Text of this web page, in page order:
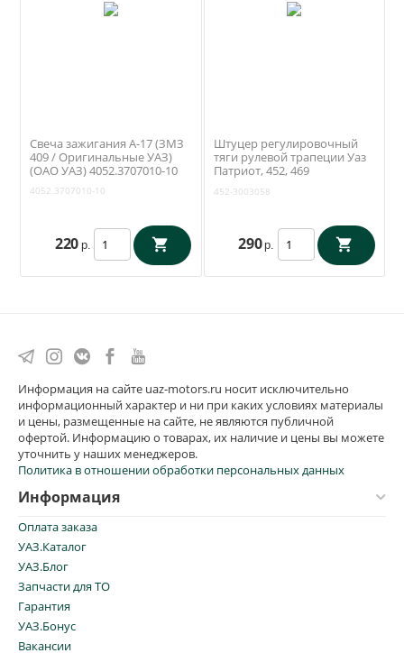
Свеча зажигания А-17 (ЗМЗ
409 / Оригинальные УАЗ)
(ОАО УАЗ) 4052.3707010-10
4052.3707010-10
220 р.
Штуцер регулировочный
тяги рулевой трапеции Уаз
Патриот, 452, 469
452-3003058
290 р.
Информация на сайте uaz-motors.ru носит исключительно
информационный характер и ни при каких условиях материалы
и цены, размещенные на сайте, не являются публичной
офертой. Информацию о товарах, их наличие и цены вы можете
уточнить у наших менеджеров.
Политика в отношении обработки персональных данных
Информация
Оплата заказа
УАЗ.Каталог
УАЗ.Блог
Запчасти для ТО
Гарантия
УАЗ.Бонус
Вакансии